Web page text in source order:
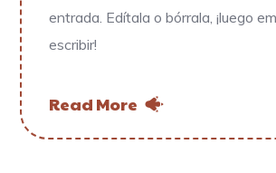
entrada. Edítala o bórrala, ¡luego
escribir!
Read More